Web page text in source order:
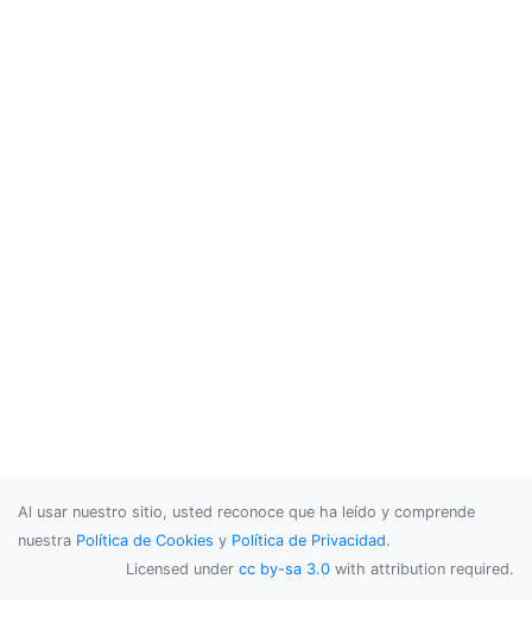
Al usar nuestro sitio, usted reconoce que ha leído y comprende
nuestra Política de Cookies y Política de Privacidad.
Licensed under cc by-sa 3.0 with attribution required.